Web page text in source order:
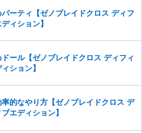
ができませんのでご注意くだ
社に損害の及ぶ内容の書き込みがあ
ただく場合もございますので、あら
ーティ【ゼノブレイドクロス ディフ
ィション】
ール【ゼノブレイドクロス ディフィ
ション】
的なやり方【ゼノブレイドクロス デ
エディション】